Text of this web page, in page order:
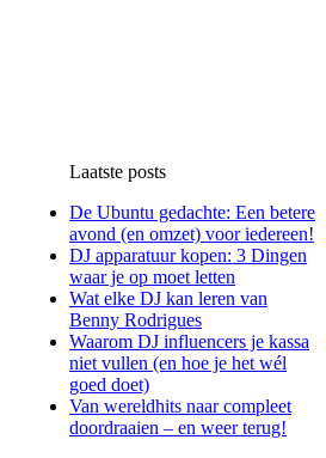
Laatste posts
De Ubuntu gedachte: Een betere
avond (en omzet) voor iedereen!
DJ apparatuur kopen: 3 Dingen
waar je op moet letten
Wat elke DJ kan leren van
Benny Rodrigues
Waarom DJ influencers je kassa
niet vullen (en hoe je het wél
goed doet)
Van wereldhits naar compleet
doordraaien – en weer terug!